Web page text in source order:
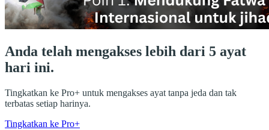
Anda telah mengakses lebih dari 5 ayat
hari ini.
Tingkatkan ke Pro+ untuk mengakses ayat tanpa jeda dan tak
terbatas setiap harinya.
Tingkatkan ke Pro+